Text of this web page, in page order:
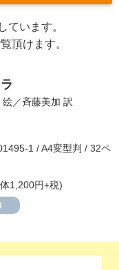
ています。
頂けます。
絵／斉藤美加 訳
1 / A4変型判 / 32ペ
1,200円+税)